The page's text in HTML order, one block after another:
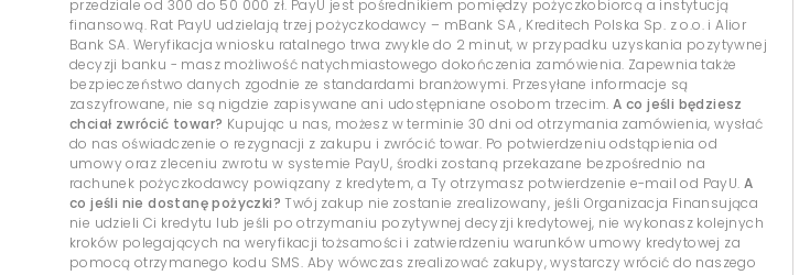
przedziale od 300 do 50 000 zł. PayU jest pośrednikiem pomiędzy pożyczkobiorcą a instytucją
finansową. Rat PayU udzielają trzej pożyczkodawcy – mBank SA , Kreditech Polska Sp. z o.o. i Alior
Bank SA. Weryfikacja wniosku ratalnego trwa zwykle do 2 minut, w przypadku uzyskania pozytywnej
decyzji banku - masz możliwość natychmiastowego dokończenia zamówienia. Zapewnia także
bezpieczeństwo danych zgodnie ze standardami branżowymi. Przesyłane informacje są
zaszyfrowane, nie są nigdzie zapisywane ani udostępniane osobom trzecim. A co jeśli będziesz
chciał zwrócić towar? Kupując u nas, możesz w terminie 30 dni od otrzymania zamówienia, wysłać
do nas oświadczenie o rezygnacji z zakupu i zwrócić towar. Po potwierdzeniu odstąpienia od
umowy oraz zleceniu zwrotu w systemie PayU, środki zostaną przekazane bezpośrednio na
rachunek pożyczkodawcy powiązany z kredytem, a Ty otrzymasz potwierdzenie e-mail od PayU. A
co jeśli nie dostanę pożyczki? Twój zakup nie zostanie zrealizowany, jeśli Organizacja Finansująca
nie udzieli Ci kredytu lub jeśli po otrzymaniu pozytywnej decyzji kredytowej, nie wykonasz kolejnych
kroków polegających na weryfikacji tożsamości i zatwierdzeniu warunków umowy kredytowej za
pomocą otrzymanego kodu SMS. Aby wówczas zrealizować zakupy, wystarczy wrócić do naszego